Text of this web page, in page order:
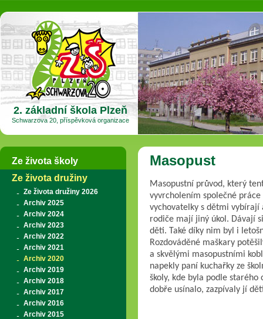
2. základní škola Plzeň
Schwarzova 20, příspěvková organizace
Masopust
Masopustní průvod, který
vyvrcholením společné
vychovatelky s dětmi vybírají
rodiče mají jiný úkol. Dávají
děti. Také díky nim byl i
Rozdováděné maškary
a skvělými masopustními
napekly paní kuchařky ze
školy, kde byla podle starého
dobře usínalo, zazpívaly jí
Ze života školy
Ze života družiny
Ze života družiny 2026
Archiv 2025
Archiv 2024
Archiv 2023
Archiv 2022
Archiv 2021
Archiv 2020
Archiv 2019
Archiv 2018
Archiv 2017
Archiv 2016
Archiv 2015